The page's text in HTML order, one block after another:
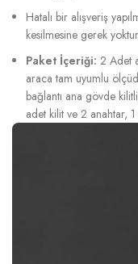
Hatalı bir alışveriş
kesilmesine gerek
Paket İçeriği: 2 Adet
araca tam uyumlu
bağlantı ana gövde
adet kilit ve 2 anahtar,